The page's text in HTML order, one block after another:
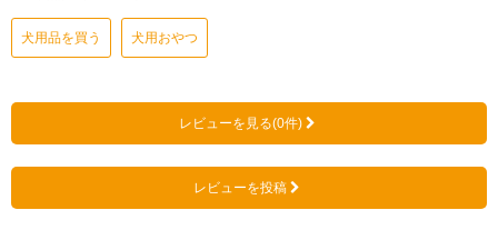
犬用品を買う 犬用おやつ
レビューを見る(0件)
レビューを投稿